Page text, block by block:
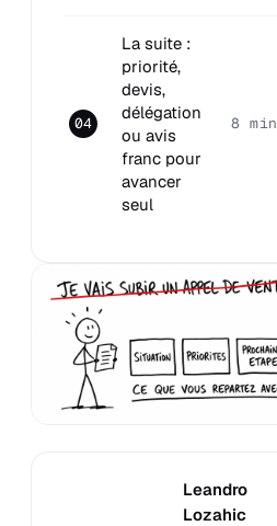
04
La suite :
priorité,
devis,
délégation
ou avis
franc pour
avancer
seul
8 min
Leandro
Lozahic